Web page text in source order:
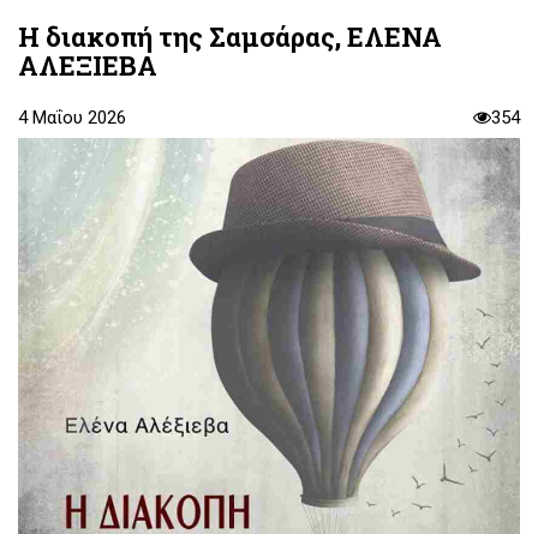
Η διακοπή της Σαμσάρας, ΕΛΕΝΑ
ΑΛΕΞΙΕΒΑ
4 Μαΐου 2026 354